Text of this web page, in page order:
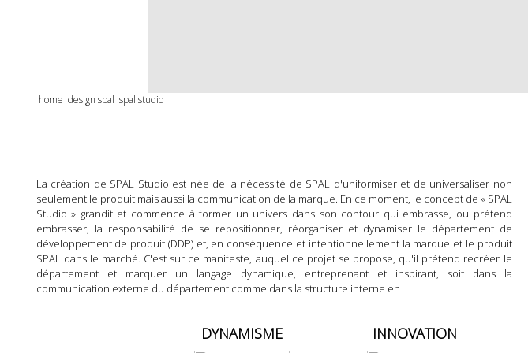
home design spal spal studio
La création de SPAL Studio est née de la nécessité de SPAL d'uniformiser et de universaliser non
seulement le produit mais aussi la communication de la marque. En ce moment, le concept de « SPAL
Studio » grandit et commence à former un univers dans son contour qui embrasse, ou prétend
embrasser, la responsabilité de se repositionner, réorganiser et dynamiser le département de
développement de produit (DDP) et, en conséquence et intentionnellement la marque et le produit
SPAL dans le marché. C'est sur ce manifeste, auquel ce projet se propose, qu'il prétend recréer le
département et marquer un langage dynamique, entreprenant et inspirant, soit dans la
communication externe du département comme dans la structure interne en
DYNAMISME INNOVATION